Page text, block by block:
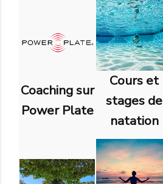
Coaching sur
Power Plate
Cours et
stages de
natation